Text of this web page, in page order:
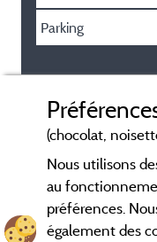
Parking
(chocolat,
Nous utilisons
au
préférences.
également des